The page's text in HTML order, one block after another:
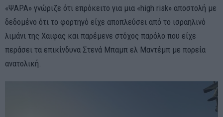
«ΨΑΡΑ» γνώριζε ότι επρόκειτο για μια «high risk» αποστολή με
δεδομένο ότι το φορτηγό είχε αποπλεύσει από το ισραηλινό
λιμάνι της Χαιφας και παρέμενε στόχος παρόλο που είχε
περάσει τα επικίνδυνα Στενά Μπαμπ ελ Μαντέμπ με πορεία
ανατολική.